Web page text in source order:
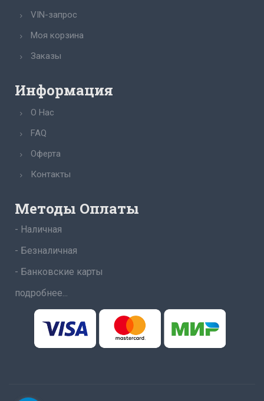
VIN-запрос
Моя корзина
Заказы
Информация
О Нас
FAQ
Оферта
Контакты
Методы Оплаты
- Наличная
- Безналичная
- Банковские карты
подробнее...